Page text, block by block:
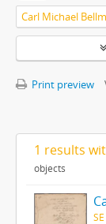
Print preview
1 results
objects